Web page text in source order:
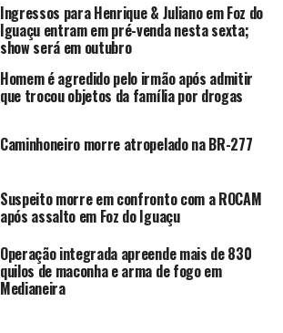
Ingressos para Henrique & Juliano em Foz do
Iguaçu entram em pré-venda nesta sexta;
show será em outubro
Homem é agredido pelo irmão após admitir
que trocou objetos da família por drogas
Caminhoneiro morre atropelado na BR-277
Suspeito morre em confronto com a ROCAM
após assalto em Foz do Iguaçu
Operação integrada apreende mais de 830
quilos de maconha e arma de fogo em
Medianeira